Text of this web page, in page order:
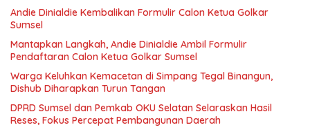
Andie Dinialdie Kembalikan Formulir Calon Ketua Golkar
Sumsel
Mantapkan Langkah, Andie Dinialdie Ambil Formulir
Pendaftaran Calon Ketua Golkar Sumsel
Warga Keluhkan Kemacetan di Simpang Tegal Binangun,
Dishub Diharapkan Turun Tangan
DPRD Sumsel dan Pemkab OKU Selatan Selaraskan Hasil
Reses, Fokus Percepat Pembangunan Daerah